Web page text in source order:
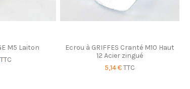
M5 Laiton
TTC
Ecrou à GRIFFES Cranté M10 Haut
12 Acier zingué
5,14 €TTC